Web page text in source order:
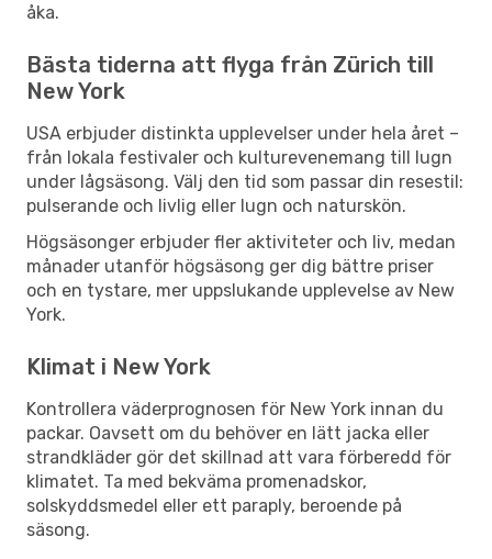
åka.
Bästa tiderna att flyga från Zürich till
New York
USA erbjuder distinkta upplevelser under hela året –
från lokala festivaler och kulturevenemang till lugn
under lågsäsong. Välj den tid som passar din resestil:
pulserande och livlig eller lugn och naturskön.
Högsäsonger erbjuder fler aktiviteter och liv, medan
månader utanför högsäsong ger dig bättre priser
och en tystare, mer uppslukande upplevelse av New
York.
Klimat i New York
Kontrollera väderprognosen för New York innan du
packar. Oavsett om du behöver en lätt jacka eller
strandkläder gör det skillnad att vara förberedd för
klimatet. Ta med bekväma promenadskor,
solskyddsmedel eller ett paraply, beroende på
säsong.